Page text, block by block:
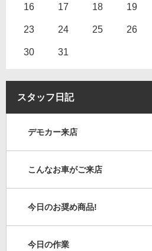
16 17 18 19
23 24 25 26
30 31
スタッフ日記
デモカー来店
こんなお車がご来店
今日のお奨め商品!
今日の作業